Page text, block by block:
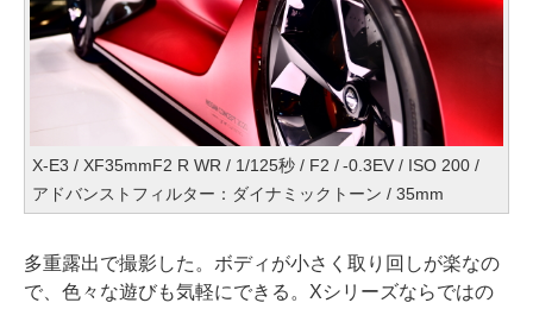
X-E3 / XF35mmF2 R WR / 1/125秒 / F2 / -0.3EV / ISO 200 /
アドバンストフィルター：ダイナミックトーン / 35mm
多重露出で撮影した。ボディが小さく取り回しが楽なの
で、色々な遊びも気軽にできる。Xシリーズならではの